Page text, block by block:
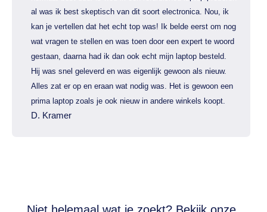
al was ik best skeptisch van dit soort electronica. Nou, ik
kan je vertellen dat het echt top was! Ik belde eerst om nog
wat vragen te stellen en was toen door een expert te woord
gestaan, daarna had ik dan ook echt mijn laptop besteld.
Hij was snel geleverd en was eigenlijk gewoon als nieuw.
Alles zat er op en eraan wat nodig was. Het is gewoon een
prima laptop zoals je ook nieuw in andere winkels koopt.
D. Kramer